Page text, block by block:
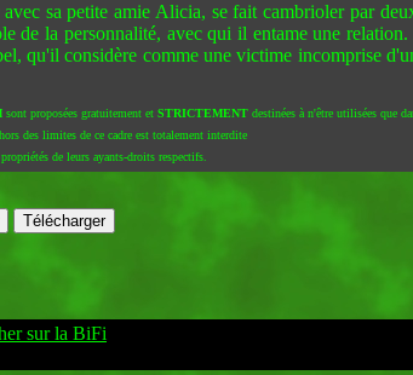
sa petite amie Alicia, se fait cambrioler par
la personnalité, avec qui il entame une
qu'il considère comme une victime incomprise
sont proposées gratuitement et STRICTEMENTdestinées à n'être utilisées que
des limites de ce cadre est totalement interdite
de leurs ayants-droits respectifs.
sur la BiFi